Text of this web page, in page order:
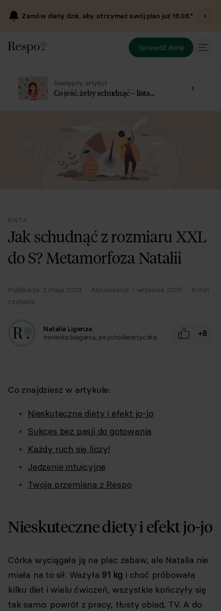
Zamów dietę dziś, aby otrzymać swój plan już16.08.*
Sprawdź dietę
Następny artykuł
Co jeść, żeby schudnąć – lista
DIETA
Jak schudnąć z rozmiaru XXL
do S? Metamorfoza Natalii
Publikacja: 2 maja 2023 · Aktualizacja: 1 września 2025 · 6 min
czytania
Natalia Ligenza
trenerka biegania, psychodietetyczka
+8
Co znajdziesz w artykule:
Nieskuteczne diety i efekt jo-jo
Sukces bez pasji do gotowania
Każdy ruch się liczy!
Jedzenie intuicyjne
Twoja przemiana z Respo
Nieskuteczne diety i efekt jo-jo
Córka wyciągała ją na plac zabaw, ale Natalia nie
miała na to sił. Ważyła 91 kg i choć próbowała
kilku diet i wielu ćwiczeń, wszystkie kończyły się
tak samo: powrót z pracy, tłusty obiad, TV. A do